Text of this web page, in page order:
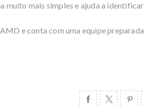
muito mais simples e ajuda a identificar
e conta com uma equipe preparada